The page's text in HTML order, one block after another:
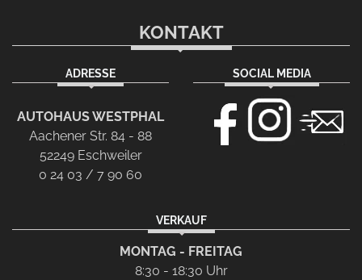
KONTAKT
ADRESSE
AUTOHAUS WESTPHAL
Aachener Str. 84 - 88
52249 Eschweiler
0 24 03 / 7 90 60
SOCIAL MEDIA
VERKAUF
MONTAG - FREITAG
8:30 - 18:30 Uhr